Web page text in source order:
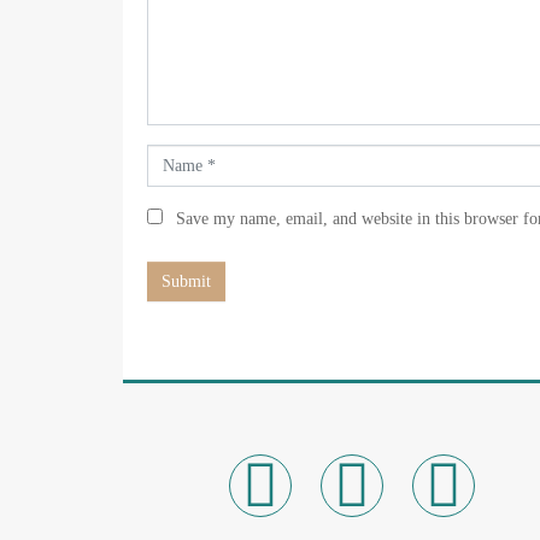
a
m
*
Save my name, email, and website in this browser
Submit